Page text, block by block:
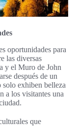
oportunidades para
las diversas
y el Muro de John
después de un
solo exhiben belleza
a los visitantes una
que